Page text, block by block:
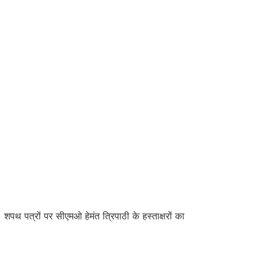
पत्रों पर सीएमओ हेमंत त्रिपाठी के हस्ताक्षरों का